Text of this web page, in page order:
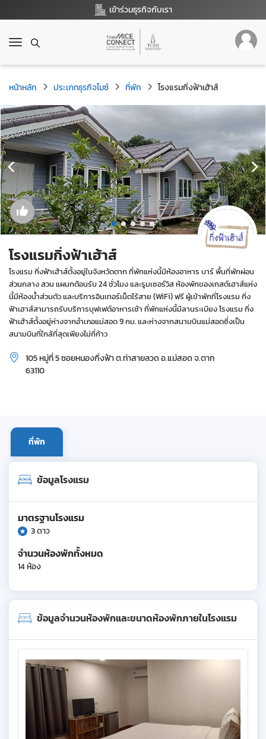
เข้าร่วมธุรกิจกับเรา
T
g
g
l
e
n
a
v
a
t
i
o
n
หน้าหลัก ประเภทธุรกิจไมซ์ ที่พัก โรงแรมกิ่งฟ้าเฮ้าส์
โรงแรมกิ่งฟ้าเฮ้าส์
โรงแรม กิ่งฟ้าเฮ้าส์ตั้งอยู่ในจังหวัดตาก ที่พักแห่งนี้มีห้องอาหาร บาร์ พื้นที่พักผ่อน
ส่วนกลาง สวน แผนกต้อนรับ 24 ชั่วโมง และรูมเซอร์วิส ห้องพักของเกสต์เฮาส์แห่ง
นี้มีห้องน้ำส่วนตัว และบริการอินเทอร์เน็ตไร้สาย (WiFi) ฟรี ผู้เข้าพักที่โรงแรม กิ่ง
ฟ้าเฮาส์สามารถรับบริการบุฟเฟต์อาหารเช้า ที่พักแห่งนี้มีลานระเบียง โรงแรม กิ่ง
ฟ้าเฮ้าส์ตั้งอยู่ห่างจากอำเภอแม่สอด 9 กม. และห่างจากสนามบินแม่สอดซึ่งเป็น
สนามบินที่ใกล้ที่สุดเพียงไม่กี่ก้าว
105 หมู่ที่ 5 ซอยหนองกิ่งฟ้า ต.ท่าสายลวด อ.แม่สอด จ.ตาก
63110
ที่พัก
ข้อมูลโรงแรม
มาตรฐานโรงแรม
3 ดาว
จำนวนห้องพักทั้งหมด
14 ห้อง
ข้อมูลจำนวนห้องพักและขนาดห้องพักภายในโรงแรม